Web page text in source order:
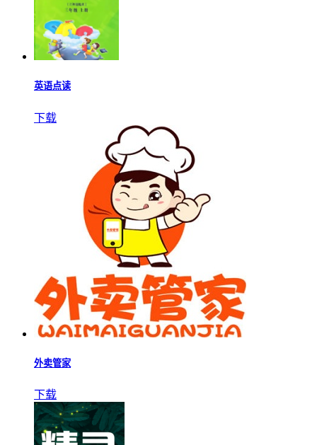
英语点读
下载
外卖管家
下载